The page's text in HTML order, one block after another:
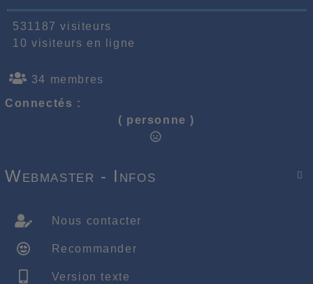
531187 visiteurs
10 visiteurs en ligne
34 membres
Connectés :
( personne )

Webmaster - Infos
Nous contacter
Recommander
Version texte